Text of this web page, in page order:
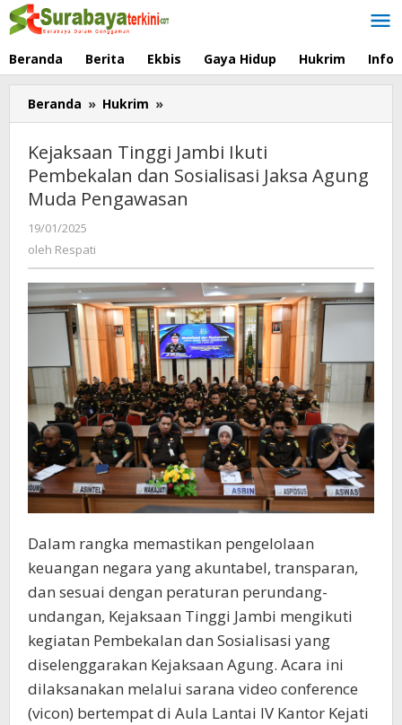
Lewati
ke
Beranda Berita Ekbis Gaya Hidup Hukrim Info
Beranda » Hukrim »
Tinggi
Ikuti
Pembekalan
dan
Muda
Pengawasan
Kejaksaan Tinggi Jambi Ikuti
Pembekalan dan Sosialisasi Jaksa Agung
Muda Pengawasan
19/01/2025
oleh Respati
Dalam rangka memastikan pengelolaan
keuangan negara yang akuntabel, transparan,
dan sesuai dengan peraturan perundang-
undangan, Kejaksaan Tinggi Jambi mengikuti
kegiatan Pembekalan dan Sosialisasi yang
diselenggarakan Kejaksaan Agung. Acara ini
dilaksanakan melalui sarana video conference
(vicon) bertempat di Aula Lantai IV Kantor Kejati